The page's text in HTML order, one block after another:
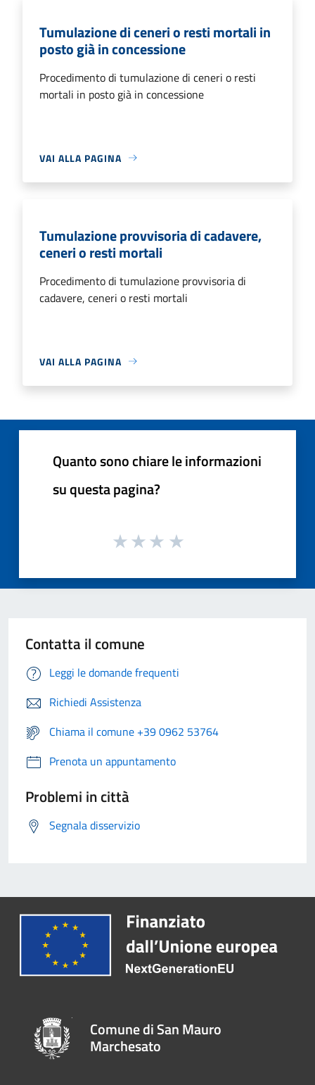
Tumulazione di ceneri o resti mortali in
posto già in concessione
Procedimento di tumulazione di ceneri o resti
mortali in posto già in concessione
VAI ALLA PAGINA
Tumulazione provvisoria di cadavere,
ceneri o resti mortali
Procedimento di tumulazione provvisoria di
cadavere, ceneri o resti mortali
VAI ALLA PAGINA
Quanto sono chiare le informazioni
su questa pagina?
Contatta il comune
Leggi le domande frequenti
Richiedi Assistenza
Chiama il comune +39 0962 53764
Prenota un appuntamento
Problemi in città
Segnala disservizio
Comune di San Mauro
Marchesato